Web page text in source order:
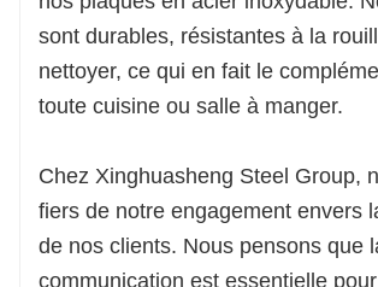
sont durables, résistantes à la
nettoyer, ce qui en fait le
toute cuisine ou salle à manger.
Chez Xinghuasheng Steel Group,
fiers de notre engagement envers
de nos clients. Nous pensons que
communication est essentielle